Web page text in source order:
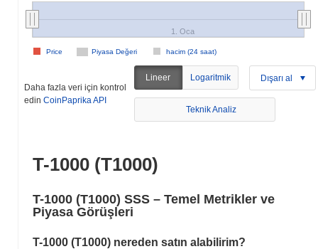
Piyasa Değeri hacim (24 saat)
Price
1. Oca
Daha fazla veri için kontrol
edin CoinPaprika API
Lineer Logaritmik Dışarı al
Teknik Analiz
T-1000 (T1000)
T-1000 (T1000) SSS – Temel Metrikler ve
Piyasa Görüşleri
T-1000 (T1000) nereden satın alabilirim?